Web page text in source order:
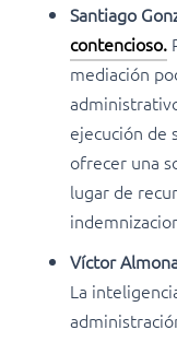
Santiago
contencioso.
mediación
ejecución de
ofrecer una
lugar de
Víctor
La